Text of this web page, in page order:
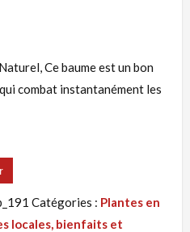
Ce baume est un bon
combat instantanément les
Catégories : Plantes en
locales, bienfaits et